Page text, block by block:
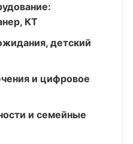
КТ
детский
и цифровое
и семейные